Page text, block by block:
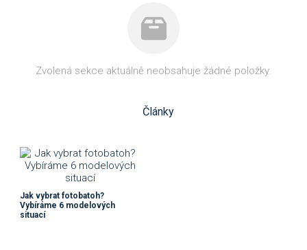
Zvolená sekce aktuálně neobsahuje žádné položky.
Články
Jak vybrat fotobatoh?
Vybíráme 6 modelových
situací